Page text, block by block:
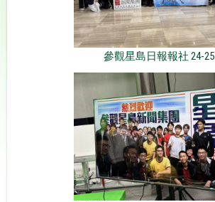
參觀星島日報報社 24-25